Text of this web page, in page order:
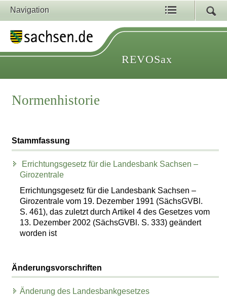
Navigation
REVOSax
Normenhistorie
Stammfassung
Errichtungsgesetz für die Landesbank Sachsen –
Girozentrale
Errichtungsgesetz für die Landesbank Sachsen –
Girozentrale vom 19. Dezember 1991 (SächsGVBl.
S. 461), das zuletzt durch Artikel 4 des Gesetzes vom
13. Dezember 2002 (SächsGVBl. S. 333) geändert
worden ist
Änderungsvorschriften
Änderung des Landesbankgesetzes